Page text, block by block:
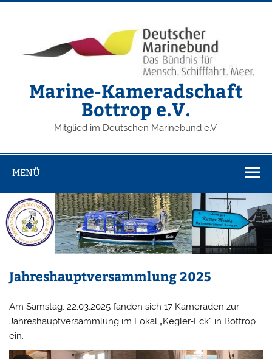
Zum
Marine-Kameradschaft
Bottrop e.V.
Mitglied im Deutschen Marinebund e.V.
MENÜ
Jahreshauptversammlung 2025
Am Samstag, 22.03.2025 fanden sich 17 Kameraden zur
Jahreshauptversammlung im Lokal „Kegler-Eck“ in Bottrop
ein.